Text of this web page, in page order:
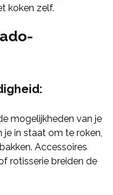
koken zelf.
mogelijkheden van je
je in staat om te roken,
Accessoires
rotisserie breiden de